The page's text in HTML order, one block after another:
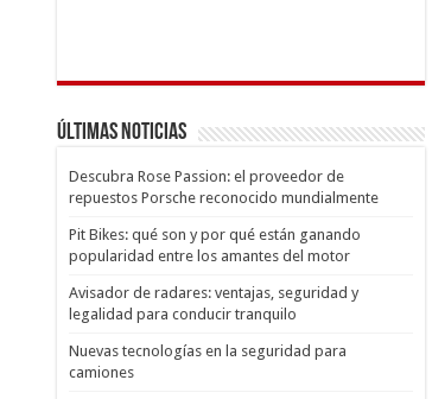
Últimas Noticias
Descubra Rose Passion: el proveedor de
repuestos Porsche reconocido mundialmente
Pit Bikes: qué son y por qué están ganando
popularidad entre los amantes del motor
Avisador de radares: ventajas, seguridad y
legalidad para conducir tranquilo
Nuevas tecnologías en la seguridad para
camiones